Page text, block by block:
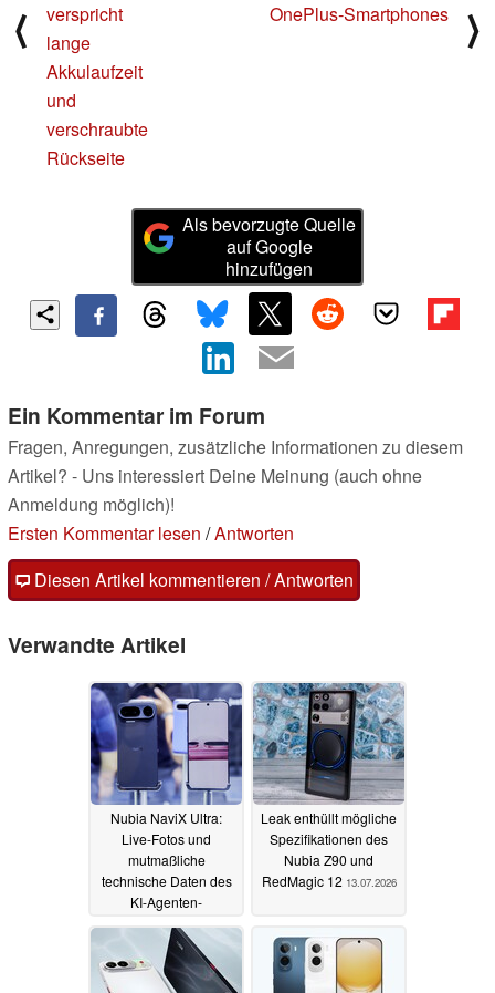
⟨
verspricht
lange
Akkulaufzeit
und
verschraubte
Rückseite
OnePlus‑Smartphones
⟩
Als bevorzugte Quelle
auf Google
hinzufügen
Ein Kommentar im Forum
Fragen, Anregungen, zusätzliche Informationen zu diesem
Artikel? - Uns interessiert Deine Meinung (auch ohne
Anmeldung möglich)!
Ersten Kommentar lesen /Antworten
Diesen Artikel kommentieren / Antworten
Verwandte Artikel
Nubia NaviX Ultra:
Live-Fotos und
mutmaßliche
technische Daten des
KI-Agenten-
aufgetaucht20.07.2026
Leak enthüllt mögliche
Spezifikationen des
Nubia Z90 und
RedMagic 12 13.07.2026